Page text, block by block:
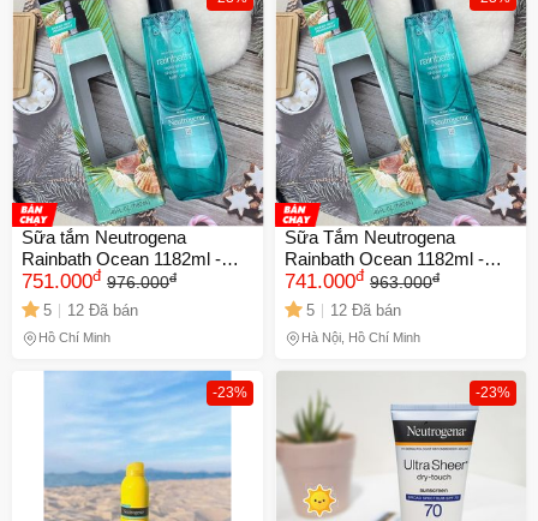
Sữa tắm Neutrogena
Rainbath Ocean 1182ml -
Giúp Làm Sạch Da, Mát
Lạnh, Hương Thơm Tươi
Mát - Mỹ Phẩm Chăm Sóc
Da Cao Cấp
751.000đ 976.000đ
5 12 Đã bán
Hồ Chí Minh
Sữa Tắm Neutrogena
Rainbath Ocean 1182ml -
Sản Phẩm Làm Sạch Sâu và
Dưỡng Ẩm Mềm Mại cho
Làn Da Tươi Sáng
741.000đ 963.000đ
5 12 Đã bán
Hà Nội, Hồ Chí Minh
-23% -23%